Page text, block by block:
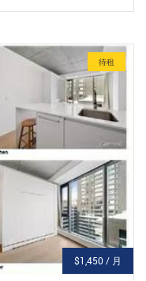
$1,450 / 月
待租